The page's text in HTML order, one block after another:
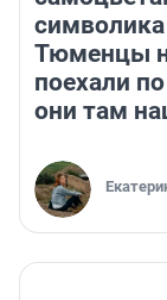
Тюменцы
поехали
они там